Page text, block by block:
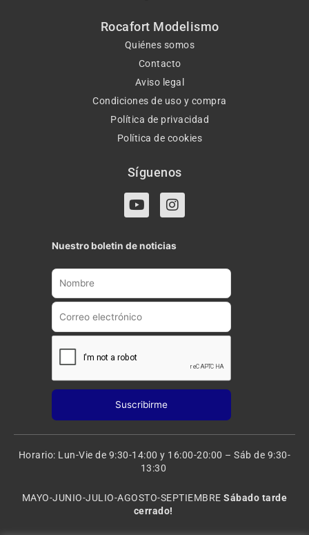
Rocafort Modelismo
Quiénes somos
Contacto
Aviso legal
Condiciones de uso y compra
Política de privacidad
Política de cookies
Síguenos
Y
o
t
u
b
I
n
t
a
g
a
Nuestro boletin de noticias
Horario: Lun-Vie de 9:30-14:00 y 16:00-20:00 – Sáb de 9:30-
13:30
MAYO-JUNIO-JULIO-AGOSTO-SEPTIEMBRESábado tarde
cerrado!